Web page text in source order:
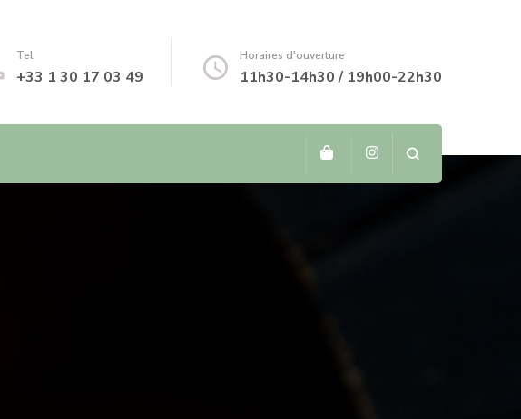
Tel
+33 1 30 17 03 49
Horaires d'ouverture
11h30-14h30 / 19h00-22h30